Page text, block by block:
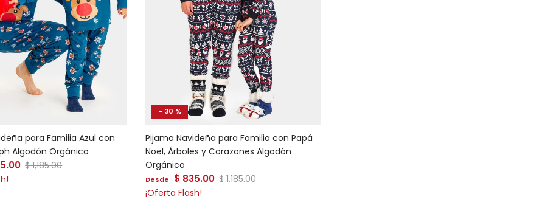
para Familia Azul con
Algodón Orgánico
Precio normal
$ 1,185.00
- 30 %
Pijama Navideña para Familia con Papá
Noel, Árboles y Corazones Algodón
Orgánico
Precio de venta
Desde $ 835.00 Precio normal
$ 1,185.00
¡Oferta Flash!